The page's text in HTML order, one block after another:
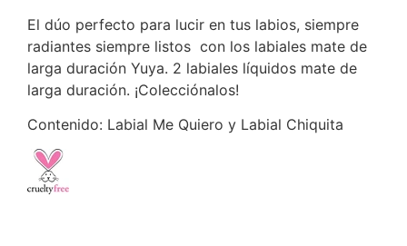
El dúo perfecto para lucir en tus labios, siempre
radiantes siempre listos con los labiales mate de
larga duración Yuya. 2 labiales líquidos mate de
larga duración. ¡Colecciónalos!
Contenido: Labial Me Quiero y Labial Chiquita